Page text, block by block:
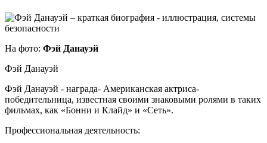
На фото: Фэй Данауэй
Фэй Данауэй
Фэй Данауэй - награда- Американская актриса-
победительница, известная своими знаковыми ролями в таких
фильмах, как «Бонни и Клайд» и «Сеть».
Профессиональная деятельность: